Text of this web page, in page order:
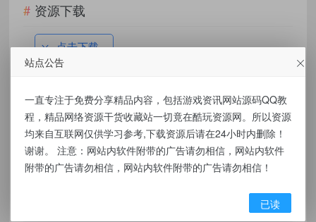
资源下载
点击下载
有价值(0) 无价值(0)
标签： 遗迹传说HD 模拟器版
站点公告
一直专注于免费分享精品内容，包括游戏资讯网站源码QQ教
程，精品网络资源干货收藏站一切竟在酷玩资源网。所以资源
均来自互联网仅供学习参考,下载资源后请在24小时内删除！
谢谢。 注意：网站内软件附带的广告请勿相信，网站内软件
附带的广告请勿相信，网站内软件附带的广告请勿相信！
已读